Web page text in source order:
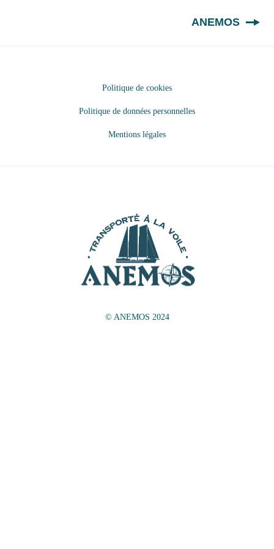
ANEMOS
Politique de cookies
Politique de données personnelles
Mentions légales
© ANEMOS 2024